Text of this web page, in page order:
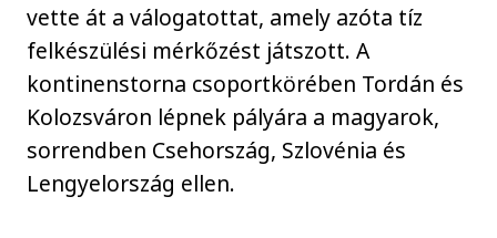
vette át a válogatottat, amely azóta tíz
felkészülési mérkőzést játszott. A
kontinenstorna csoportkörében Tordán és
Kolozsváron lépnek pályára a magyarok,
sorrendben Csehország, Szlovénia és
Lengyelország ellen.